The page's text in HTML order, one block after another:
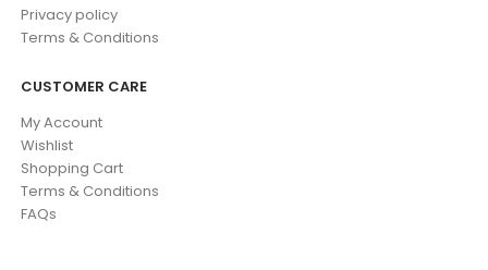
Privacy policy
Terms & Conditions
CUSTOMER CARE
My Account
Wishlist
Shopping Cart
Terms & Conditions
FAQs